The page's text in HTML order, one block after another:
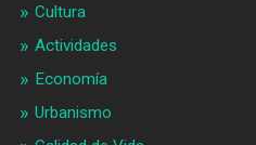
Cultura
Actividades
Economía
Urbanismo